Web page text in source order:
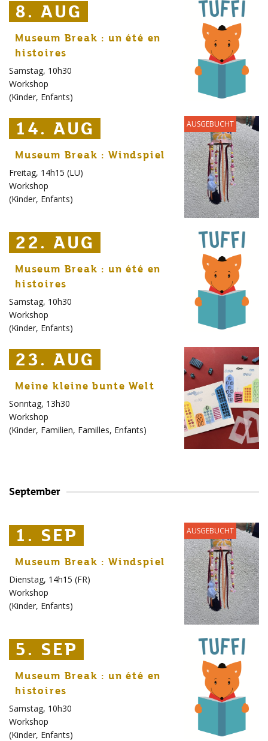
8. AUG
8. AUG
8. AUG
Museum Break : un été en
histoires
Samstag, 10h30
Workshop
(Kinder, Enfants)
14. AUG
14. AUG
14. AUG AUSGEBUCHT
Museum Break : Windspiel
Freitag, 14h15 (LU)
Workshop
(Kinder, Enfants)
22. AUG
22. AUG
22. AUG
Museum Break : un été en
histoires
Samstag, 10h30
Workshop
(Kinder, Enfants)
23. AUG
23. AUG
23. AUG
Meine kleine bunte Welt
Sonntag, 13h30
Workshop
(Kinder, Familien, Familles, Enfants)
September
1. SEP
1. SEP
1. SEP AUSGEBUCHT
Museum Break : Windspiel
Dienstag, 14h15 (FR)
Workshop
(Kinder, Enfants)
5. SEP
5. SEP
5. SEP
Museum Break : un été en
histoires
Samstag, 10h30
Workshop
(Kinder, Enfants)